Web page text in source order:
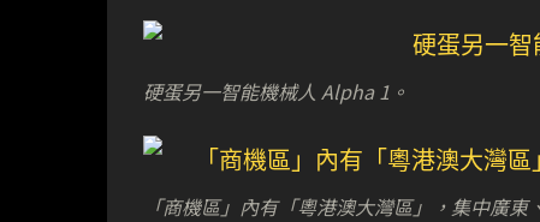
硬蛋另一智能機械人 Alpha 1。
「商機區」內有「粵港澳大灣區」，集中廣